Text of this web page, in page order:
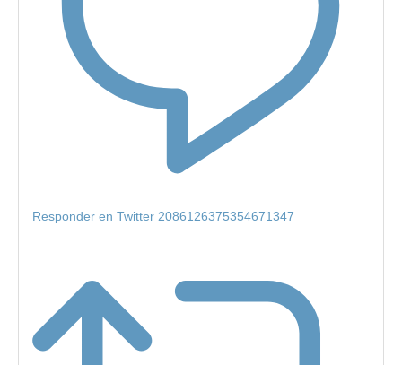
Responder en Twitter 2086126375354671347